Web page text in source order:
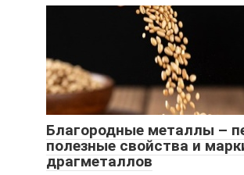
Благородные металлы –
полезные свойства и
драгметаллов